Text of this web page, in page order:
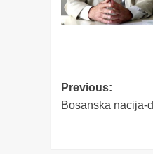
Post
Previous:
Bosanska nacija-